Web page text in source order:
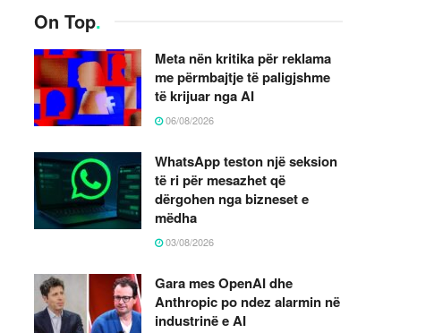
On Top.
Meta nën kritika për reklama
me përmbajtje të paligjshme
të krijuar nga AI
06/08/2026
WhatsApp teston një seksion
të ri për mesazhet që
dërgohen nga bizneset e
mëdha
03/08/2026
Gara mes OpenAI dhe
Anthropic po ndez alarmin në
industrinë e AI